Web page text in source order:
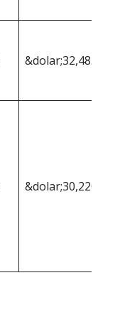
&dolar;32,483
&dolar;30,220